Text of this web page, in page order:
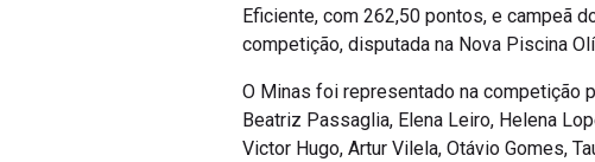
Eficiente, com 262,50 pontos, e campeã
competição, disputada na Nova Piscina
O Minas foi representado na competição
Beatriz Passaglia, Elena Leiro, Helena
Victor Hugo, Artur Vilela, Otávio Gomes,